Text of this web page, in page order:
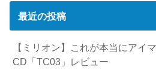
最近の投稿
【ミリオン】これが本当にアイ
CD「TC03」レビュー